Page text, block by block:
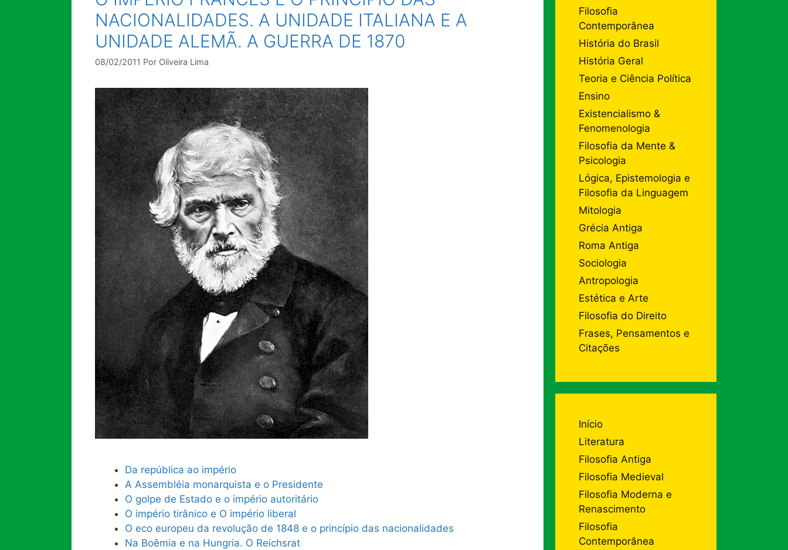
NACIONALIDADES. A UNIDADE ITALIANA E A
UNIDADE ALEMÃ. A GUERRA DE 1870
08/02/2011 Por Oliveira Lima
Da república ao império
A Assembléia monarquista e o Presidente
O golpe de Estado e o império autoritário
O império tirânico e O império liberal
O eco europeu da revolução de 1848 e o princípio das nacionalidades
Na Boêmia e na Hungria. O Reichsrat
Filosofia
Contemporânea
História do Brasil
História Geral
Teoria e Ciência Política
Ensino
Existencialismo &
Fenomenologia
Filosofia da Mente &
Psicologia
Lógica, Epistemologia e
Filosofia da Linguagem
Mitologia
Grécia Antiga
Roma Antiga
Sociologia
Antropologia
Estética e Arte
Filosofia do Direito
Frases, Pensamentos e
Citações
Início
Literatura
Filosofia Antiga
Filosofia Medieval
Filosofia Moderna e
Renascimento
Filosofia
Contemporânea